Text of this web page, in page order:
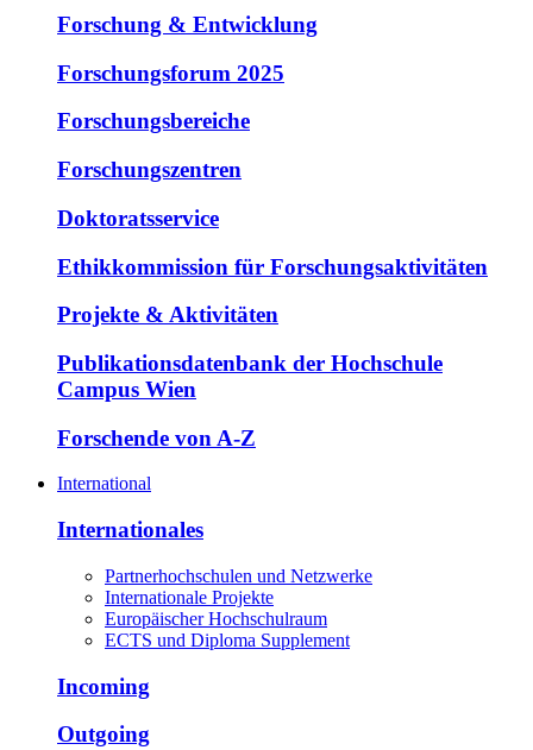
Forschung & Entwicklung
Forschungsforum 2025
Forschungsbereiche
Forschungszentren
Doktoratsservice
Ethikkommission für Forschungsaktivitäten
Projekte & Aktivitäten
Publikationsdatenbank der Hochschule
Campus Wien
Forschende von A-Z
International
Internationales
Partnerhochschulen und Netzwerke
Internationale Projekte
Europäischer Hochschulraum
ECTS und Diploma Supplement
Incoming
Outgoing